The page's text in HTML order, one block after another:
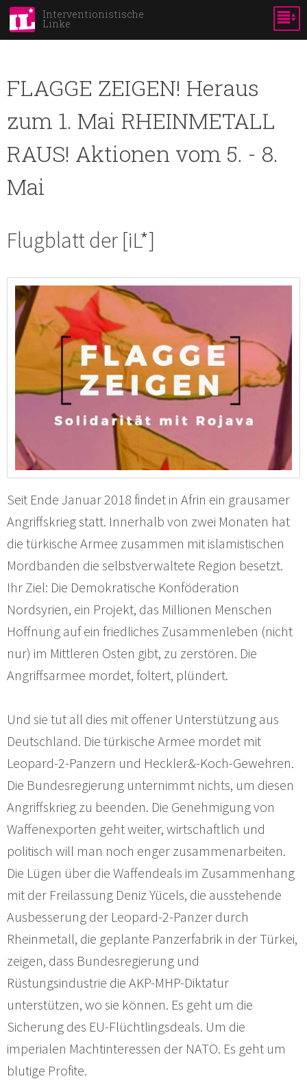
Skip to
content
Interventionistische
Linke
FLAGGE ZEIGEN! Heraus
zum 1. Mai RHEINMETALL
RAUS! Aktionen vom 5. - 8.
Mai
Flugblatt der [iL*]
Seit Ende Januar 2018 findet in Afrin ein grausamer
Angriffskrieg statt. Innerhalb von zwei Monaten hat
die türkische Armee zusammen mit islamistischen
Mordbanden die selbstverwaltete Region besetzt.
Ihr Ziel: Die Demokratische Konföderation
Nordsyrien, ein Projekt, das Millionen Menschen
Hoffnung auf ein friedliches Zusammenleben (nicht
nur) im Mittleren Osten gibt, zu zerstören. Die
Angriffsarmee mordet, foltert, plündert.
Und sie tut all dies mit offener Unterstützung aus
Deutschland. Die türkische Armee mordet mit
Leopard-2-Panzern und Heckler&-Koch-Gewehren.
Die Bundesregierung unternimmt nichts, um diesen
Angriffskrieg zu beenden. Die Genehmigung von
Waffenexporten geht weiter, wirtschaftlich und
politisch will man noch enger zusammenarbeiten.
Die Lügen über die Waffendeals im Zusammenhang
mit der Freilassung Deniz Yücels, die ausstehende
Ausbesserung der Leopard-2-Panzer durch
Rheinmetall, die geplante Panzerfabrik in der Türkei,
zeigen, dass Bundesregierung und
Rüstungsindustrie die AKP-MHP-Diktatur
unterstützen, wo sie können. Es geht um die
Sicherung des EU-Flüchtlingsdeals. Um die
imperialen Machtinteressen der NATO. Es geht um
blutige Profite.